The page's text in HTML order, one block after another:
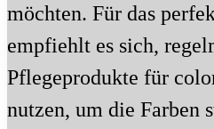
möchten. Für das
empfiehlt es sich,
Pflegeprodukte für
nutzen, um die Farben